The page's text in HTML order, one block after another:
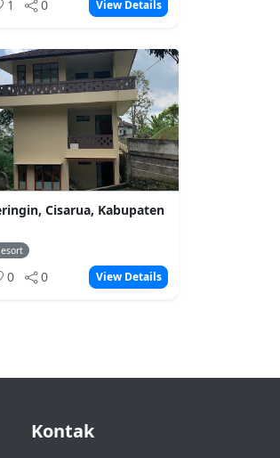
1 0 View Details
Cisarua, Kabupaten
0 0 View Details
Kontak